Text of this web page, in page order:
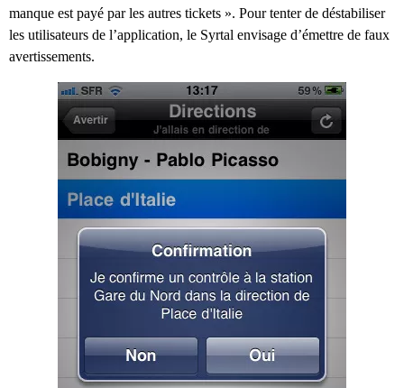
manque est payé par les autres tickets ». Pour tenter de déstabiliser
les utilisateurs de l’application, le Syrtal envisage d’émettre de faux
avertissements.